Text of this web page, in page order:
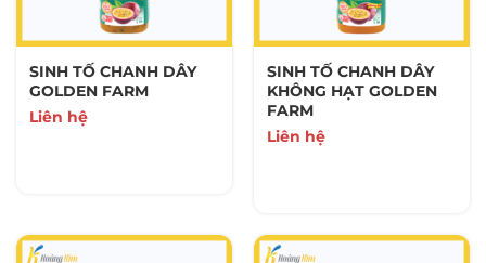
BỘT PHA CHẾ
23 Sản Phẩm
SINH TỐ CHANH DÂY
GOLDEN FARM
Liên hệ
SINH TỐ CHANH DÂY
KHÔNG HẠT GOLDEN
FARM
Liên hệ